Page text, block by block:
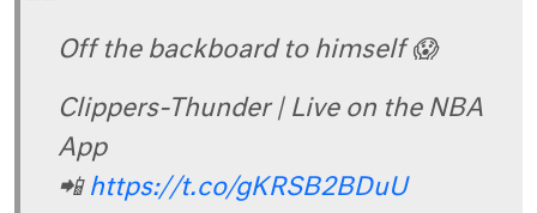
Off the backboard to himself 😱
Clippers-Thunder | Live on the NBA
App
📲 https://t.co/gKRSB2BDuU